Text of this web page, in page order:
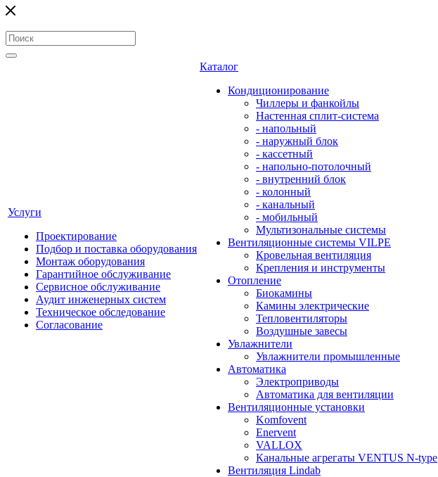
Услуги
Проектирование
Подбор и поставка оборудования
Монтаж оборудования
Гарантийное обслуживание
Сервисное обслуживание
Аудит инженерных систем
Техническое обследование
Согласование
Каталог
Кондиционирование
Чиллеры и фанкойлы
Настенная сплит-система
- напольный
- наружный блок
- кассетный
- напольно-потолочный
- внутренний блок
- колонный
- канальный
- мобильный
Мультизональные системы
Вентиляционные системы VILPE
Кровельная вентиляция
Крепления и инструменты
Отопление
Биокамины
Камины электрические
Тепловентиляторы
Воздушные завесы
Увлажнители
Увлажнители промышленные
Автоматика
Электроприводы
Автоматика для вентиляции
Вентиляционные установки
Komfovent
Enervent
VALLOX
Канальные агрегаты VENTUS N-type
Вентиляция Lindab